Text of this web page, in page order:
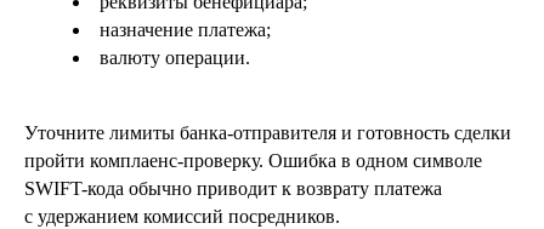
назначение платежа;
валюту операции.
Уточните лимиты банка-отправителя и готовность сделки
пройти комплаенс-проверку. Ошибка в одном символе
SWIFT-кода обычно приводит к возврату платежа
с удержанием комиссий посредников.